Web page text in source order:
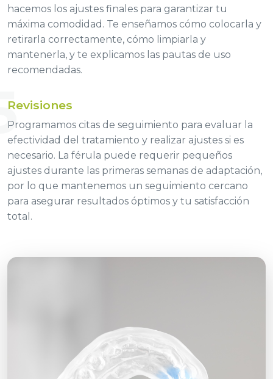
hacemos los ajustes finales para garantizar tu
máxima comodidad. Te enseñamos cómo colocarla y
retirarla correctamente, cómo limpiarla y
mantenerla, y te explicamos las pautas de uso
recomendadas.
Revisiones
Programamos citas de seguimiento para evaluar la
efectividad del tratamiento y realizar ajustes si es
necesario. La férula puede requerir pequeños
ajustes durante las primeras semanas de adaptación,
por lo que mantenemos un seguimiento cercano
para asegurar resultados óptimos y tu satisfacción
total.